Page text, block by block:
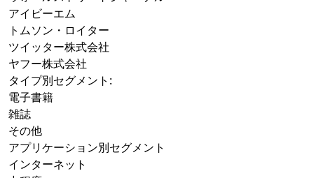
アイビーエム
トムソン・ロイター
ツイッター株式会社
ヤフー株式会社
タイプ別セグメント:
電子書籍
雑誌
その他
アプリケーション別セグメント
インターネット